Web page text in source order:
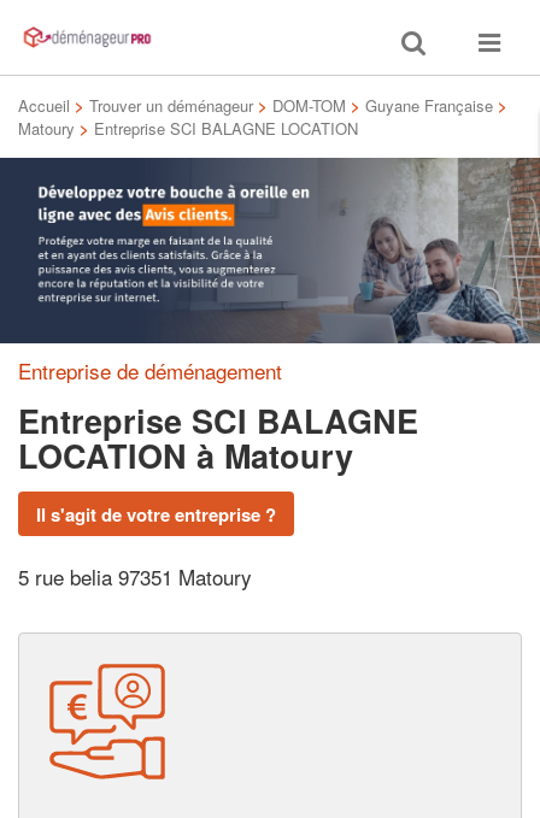
Toggle
search
Toggle
Accueil > Trouver un déménageur > DOM-TOM > Guyane Française >
Matoury > Entreprise SCI BALAGNE LOCATION
Entreprise de déménagement
Entreprise SCI BALAGNE
LOCATION à Matoury
Il s'agit de votre entreprise ?
5 rue belia 97351 Matoury